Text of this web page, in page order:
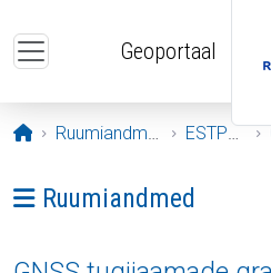
Geoportaal
Avaleht
Ruumiandmed ESTPOS
Ava menüü:
Ruumiandmed